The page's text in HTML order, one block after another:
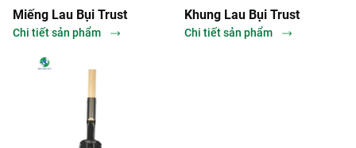
Miếng Lau Bụi Trust
Chi tiết sản phẩm
Khung Lau Bụi Trust
Chi tiết sản phẩm